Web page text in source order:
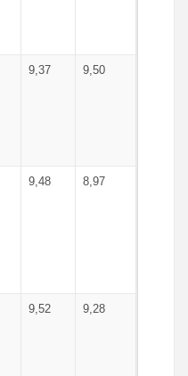
9,37 9,50
9,48 8,97
9,52 9,28